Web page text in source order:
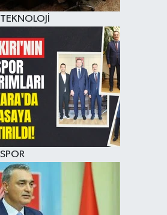
TEKNOLOJİ
SPOR